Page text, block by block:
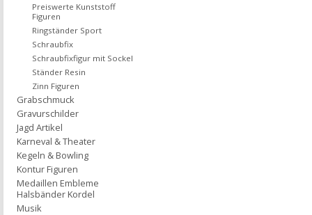
Preiswerte Kunststoff
Figuren
Ringständer Sport
Schraubfix
Schraubfixfigur mit Sockel
Ständer Resin
Zinn Figuren
Grabschmuck
Gravurschilder
Jagd Artikel
Karneval & Theater
Kegeln & Bowling
Kontur Figuren
Medaillen Embleme
Halsbänder Kordel
Musik